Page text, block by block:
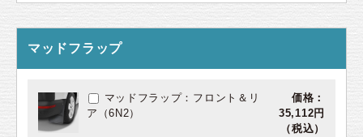
マッドフラップ
マッドフラップ：フロント＆リ
ア（6N2）
価格：
35,112円
（税込）